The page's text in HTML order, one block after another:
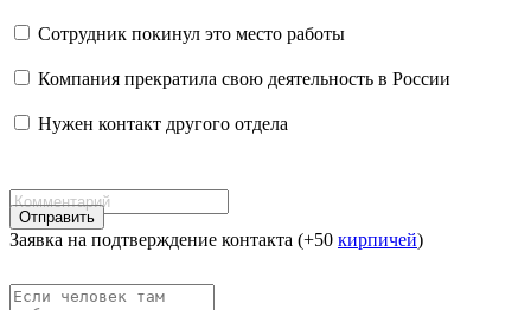
Сотрудник покинул это место работы
Компания прекратила свою деятельность в России
Нужен контакт другого отдела
Отправить
Заявка на подтверждение контакта (+50 кирпичей)